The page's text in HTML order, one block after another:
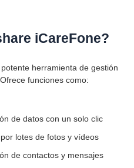
iCareFone?
herramienta de gestión
funciones como:
de datos con un solo clic
lotes de fotos y vídeos
de contactos y mensajes